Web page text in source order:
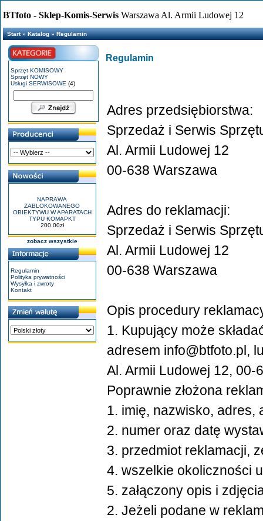
BTfoto - Sklep-Komis-Serwis Warszawa Al. Armii Ludowej 12
Start»Katalog»Regulamin
Sprzęt KOMISOWY
Sprzęt NOWY
Usługi SERWISOWE (4)
NAPRAWA
ZABLOKOWANEGO
OBIEKTYWU W APARATACH
TYPU KOMAPKT
200.00zł
zobacz wszystkie
Regulamin
Polityka prywatności
Wysyłka i zwroty
Kontakt
Regulamin
Adres przedsiębiorstwa:
Sprzedaż i Serwis
Al. Armii Ludowej 12
00-638 Warszawa
Adres do reklamacji:
Sprzedaż i Serwis
Al. Armii Ludowej 12
00-638 Warszawa
Opis procedury
1. Kupujący może
adresem info@btfoto.pl,
Al. Armii Ludowej 12, 00-
Poprawnie złożona
1. imię, nazwisko, adres,
2. numer oraz datę
3. przedmiot reklamacji,
4. wszelkie okoliczności
5. załączony opis i
2. Jeżeli podane w